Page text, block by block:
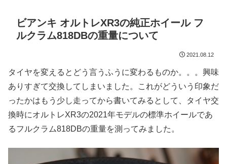
ビアンキ オルトレXR3の純正ホイール フ
ルクラム818DBの重量について
2021.08.12
タイヤを変えるとどう言うふうに変わるものか。。。興味
ありすぎて交換してしまいました。これがどういう印象だ
ったかはもう少し走ってから書いてみるとして、タイヤ交
換時にオルトレXR3の2021年モデルの標準ホイールであ
るフルクラム818DBの重量を測ってみました。